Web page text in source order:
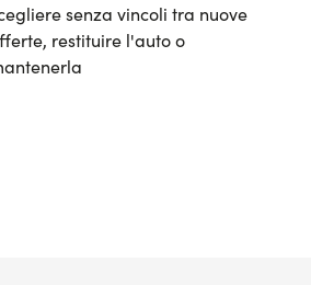
senza vincoli tra nuove
restituire l'auto o